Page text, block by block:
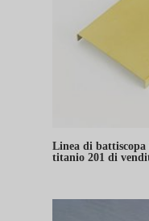
Linea di battiscopa
titanio 201 di